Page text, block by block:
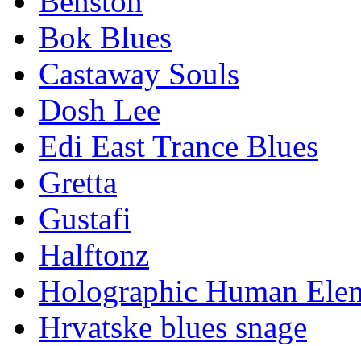
Bok Blues
Castaway Souls
Dosh Lee
Edi East Trance Blues
Gretta
Gustafi
Halftonz
Holographic Human
Hrvatske blues snage